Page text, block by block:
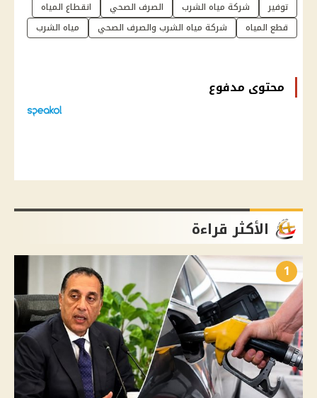
توفير شركة مياه الشرب الصرف الصحي
انقطاع المياه
قطع المياه
شركة مياه الشرب والصرف الصحي مياه الشرب
محتوى مدفوع
الأكثر قراءة
1